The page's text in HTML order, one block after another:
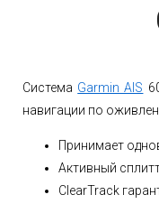
Система Garmin AIS
навигации по
Принимает
Активный
ClearTrack